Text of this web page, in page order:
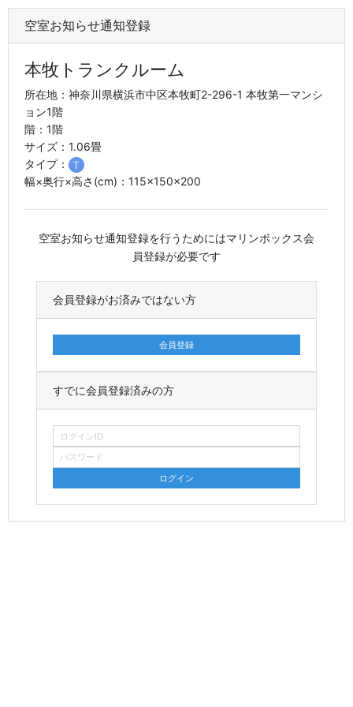
空室お知らせ通知登録
本牧トランクルーム
所在地：神奈川県横浜市中区本牧町2-296-1 本牧第一マンシ
ョン1階
階：1階
サイズ：1.06畳
タイプ：
幅×奥行×高さ(cm)：115×150×200
空室お知らせ通知登録を行うためにはマリンボックス会
員登録が必要です
会員登録がお済みではない方
会員登録
すでに会員登録済みの方
ログインID
パスワード
ログイン